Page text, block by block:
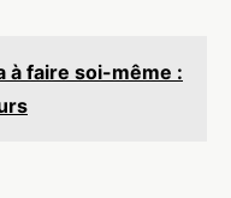
à faire soi-même :